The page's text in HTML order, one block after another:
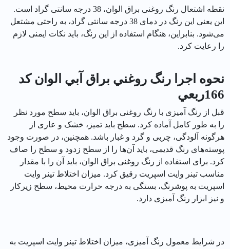
نقطه اشتعال رنگ روغنی براق الوان، 38 درجه سانتی گراد است.
این یعنی این رنگ در دمای 38 درجه سانتی گراد، به راحتی مشتعل
می‌شود. بنابراین، هنگام استفاده از این رنگ، باید نکات ایمنی لازم
را رعایت کرد.
نحوه اجرا رنگ روغني براق آبي الوان کد
166ربعي
قبل از رنگ آمیزی با رنگ روغنی براق الوان، باید سطح مورد نظر
را به طور کامل آماده کرد. سطح باید تمیز، خشک و عاری از
هرگونه آلودگی، چربی و گرد و غبار باشد. همچنین، در صورت وجود
پوسته‌های رنگ قدیمی، باید آن‌ها را از سطح زدود و سطح را صاف
کرد. برای استفاده از رنگ روغنی براق الوان، باید آن را با مقدار
مناسب تینر وایت اسپریت رقیق کرد. میزان اختلاط تینر وایت
اسپریت به پوشرنگ، بستگی به درجه حرارت محیط، سطح زیرکار
و نیز ابزار رنگ آمیزی دارد.
در شرایط معمول رنگ آمیزی، میزان اختلاط تینر وایت اسپریت به